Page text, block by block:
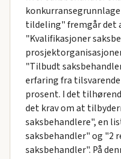
tildeling" fremgår
"Kvalifikasjoner
"Tilbudt
erfaring fra
prosent. I det
det krav om at
saksbehandlere", en
saksbehandler" og "2
saksbehandler". På